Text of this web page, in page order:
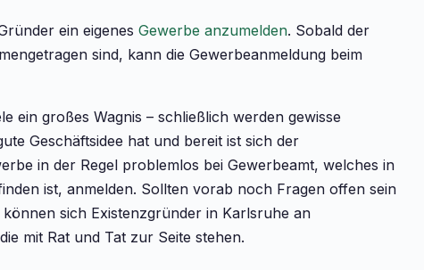
ein eigenes Gewerbe anzumelden. Sobald der
sind, kann die Gewerbeanmeldung beim
ein großes Wagnis – schließlich werden gewisse
Geschäftsidee hat und bereit ist sich der
in der Regel problemlos bei Gewerbeamt, welches in
ist, anmelden. Sollten vorab noch Fragen offen sein
sich Existenzgründer in Karlsruhe an
mit Rat und Tat zur Seite stehen.